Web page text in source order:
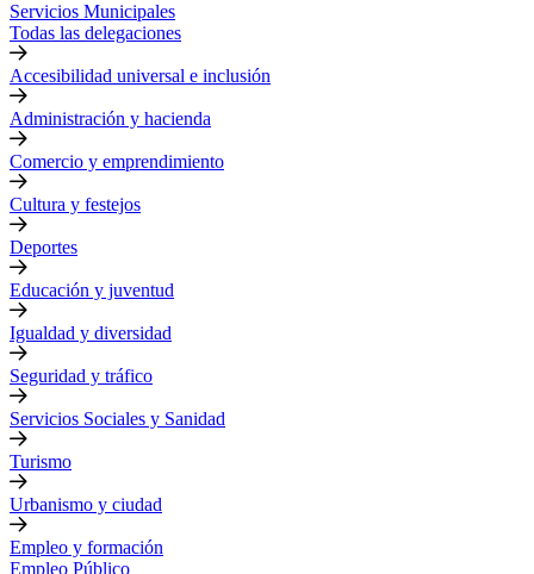
Servicios Municipales
Todas las delegaciones
Accesibilidad universal e inclusión
Administración y hacienda
Comercio y emprendimiento
Cultura y festejos
Deportes
Educación y juventud
Igualdad y diversidad
Seguridad y tráfico
Servicios Sociales y Sanidad
Turismo
Urbanismo y ciudad
Empleo y formación
Empleo Público